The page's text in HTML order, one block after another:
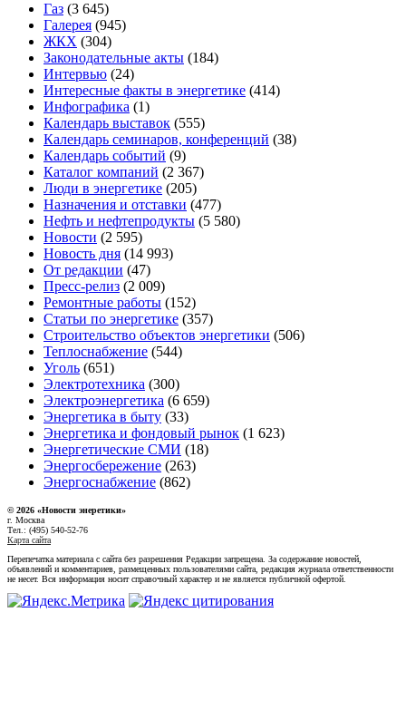
Газ (3 645)
Галерея (945)
ЖКХ (304)
Законодательные акты (184)
Интервью (24)
Интересные факты в энергетике (414)
Инфографика (1)
Календарь выставок (555)
Календарь семинаров, конференций (38)
Календарь событий (9)
Каталог компаний (2 367)
Люди в энергетике (205)
Назначения и отставки (477)
Нефть и нефтепродукты (5 580)
Новости (2 595)
Новость дня (14 993)
От редакции (47)
Пресс-релиз (2 009)
Ремонтные работы (152)
Статьи по энергетике (357)
Строительство объектов энергетики (506)
Теплоснабжение (544)
Уголь (651)
Электротехника (300)
Электроэнергетика (6 659)
Энергетика в быту (33)
Энергетика и фондовый рынок (1 623)
Энергетические СМИ (18)
Энергосбережение (263)
Энергоснабжение (862)
© 2026 «Новости энеретики»
г. Москва
Тел.: (495) 540-52-76
Карта сайта
Перепечатка материала с сайта без разрешения Редакции запрещена. За содержание новостей,
объявлений и комментариев, размещенных пользователями сайта, редакция журнала ответственности
не несет. Вся информация носит справочный характер и не является публичной офертой.